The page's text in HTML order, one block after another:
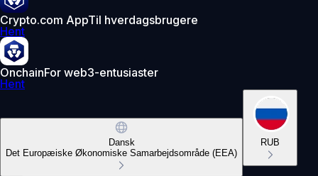
Crypto.com AppTil hverdagsbrugere
Hent
OnchainFor web3-entusiaster
Hent
Dansk
Det Europæiske Økonomiske Samarbejdsområde (EEA)
RUB